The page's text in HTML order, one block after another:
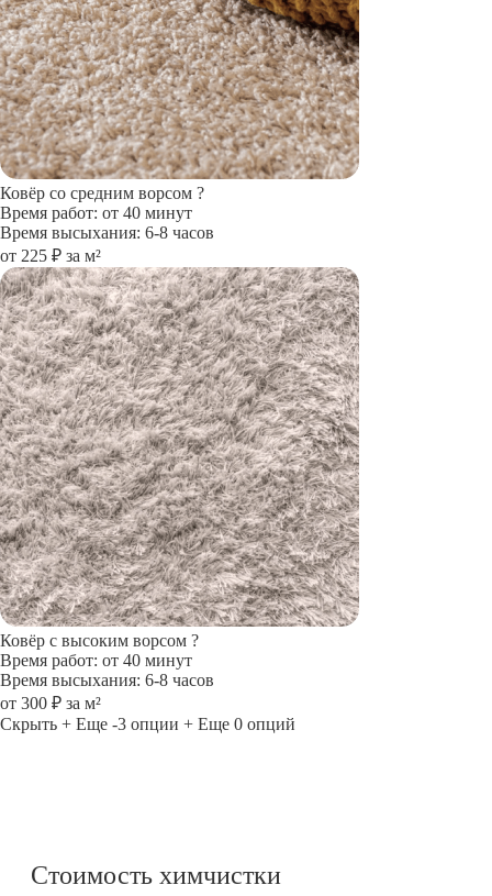
Ковёр со средним ворсом ?
Время работ: от 40 минут
Время высыхания: 6-8 часов
от 225 ₽ за м²
Ковёр с высоким ворсом ?
Время работ: от 40 минут
Время высыхания: 6-8 часов
от 300 ₽ за м²
Скрыть + Еще -3 опции + Еще 0 опций
Стоимость химчистки